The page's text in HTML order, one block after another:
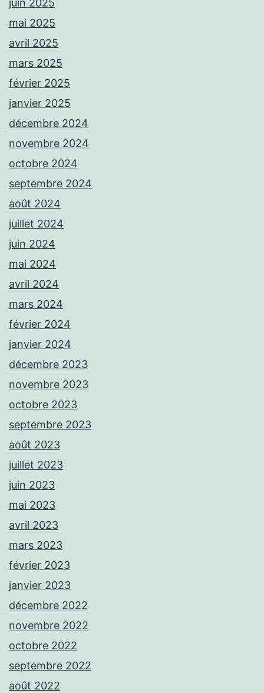
juin 2025
mai 2025
avril 2025
mars 2025
février 2025
janvier 2025
décembre 2024
novembre 2024
octobre 2024
septembre 2024
août 2024
juillet 2024
juin 2024
mai 2024
avril 2024
mars 2024
février 2024
janvier 2024
décembre 2023
novembre 2023
octobre 2023
septembre 2023
août 2023
juillet 2023
juin 2023
mai 2023
avril 2023
mars 2023
février 2023
janvier 2023
décembre 2022
novembre 2022
octobre 2022
septembre 2022
août 2022